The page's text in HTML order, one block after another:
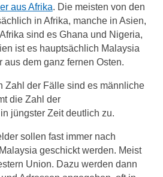
aus Afrika . Die meisten von den
in Afrika, manche in Asien,
sind es Ghana und Nigeria,
ist es hauptsächlich Malaysia
dem ganz fernen Osten.
Zahl der Fälle sind es männliche
die Zahl der
in jüngster Zeit deutlich zu.
sollen fast immer nach
geschickt werden. Meist
Union. Dazu werden dann